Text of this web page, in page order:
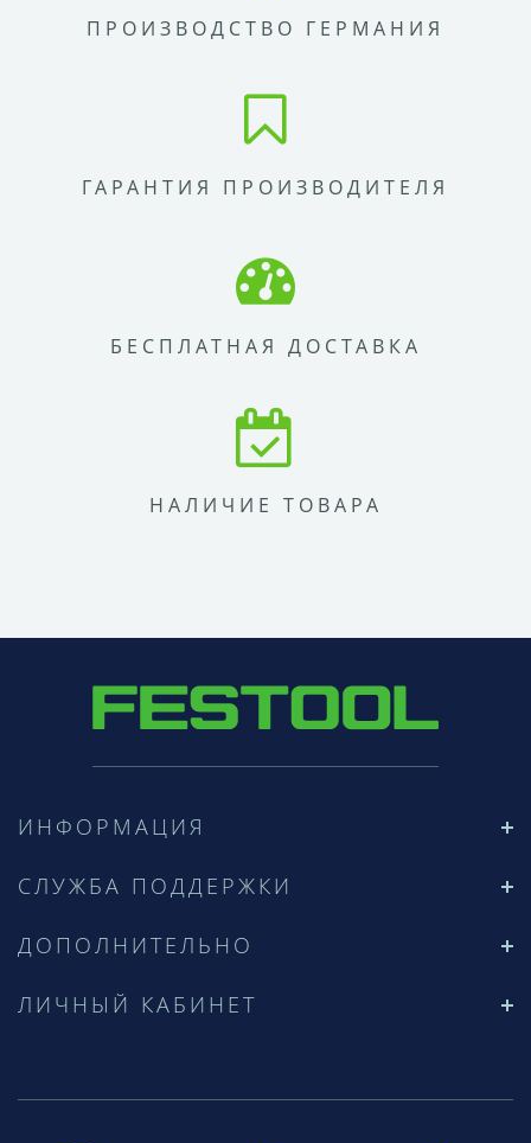
ПРОИЗВОДСТВО ГЕРМАНИЯ
ГАРАНТИЯ ПРОИЗВОДИТЕЛЯ
БЕСПЛАТНАЯ ДОСТАВКА
НАЛИЧИЕ ТОВАРА
ИНФОРМАЦИЯ
СЛУЖБА ПОДДЕРЖКИ
ДОПОЛНИТЕЛЬНО
ЛИЧНЫЙ КАБИНЕТ